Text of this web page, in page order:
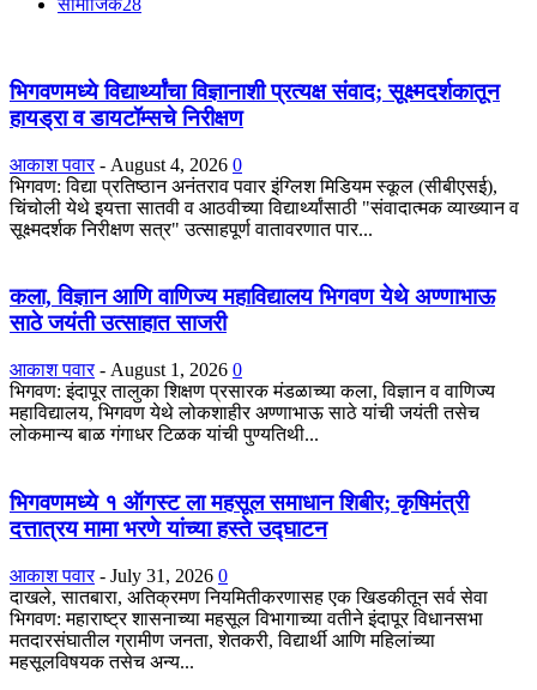
सामाजिक28
भिगवणमध्ये विद्यार्थ्यांचा विज्ञानाशी प्रत्यक्ष संवाद; सूक्ष्मदर्शकातून
हायड्रा व डायटॉम्सचे निरीक्षण
आकाश पवार - August 4, 2026 0
भिगवण: विद्या प्रतिष्ठान अनंतराव पवार इंग्लिश मिडियम स्कूल (सीबीएसई),
चिंचोली येथे इयत्ता सातवी व आठवीच्या विद्यार्थ्यांसाठी "संवादात्मक व्याख्यान व
सूक्ष्मदर्शक निरीक्षण सत्र" उत्साहपूर्ण वातावरणात पार...
कला, विज्ञान आणि वाणिज्य महाविद्यालय भिगवण येथे अण्णाभाऊ
साठे जयंती उत्साहात साजरी
आकाश पवार - August 1, 2026 0
भिगवण: इंदापूर तालुका शिक्षण प्रसारक मंडळाच्या कला, विज्ञान व वाणिज्य
महाविद्यालय, भिगवण येथे लोकशाहीर अण्णाभाऊ साठे यांची जयंती तसेच
लोकमान्य बाळ गंगाधर टिळक यांची पुण्यतिथी...
भिगवणमध्ये १ ऑगस्ट ला महसूल समाधान शिबीर; कृषिमंत्री
दत्तात्रय मामा भरणे यांच्या हस्ते उद्घाटन
आकाश पवार - July 31, 2026 0
दाखले, सातबारा, अतिक्रमण नियमितीकरणासह एक खिडकीतून सर्व सेवा
भिगवण: महाराष्ट्र शासनाच्या महसूल विभागाच्या वतीने इंदापूर विधानसभा
मतदारसंघातील ग्रामीण जनता, शेतकरी, विद्यार्थी आणि महिलांच्या
महसूलविषयक तसेच अन्य...